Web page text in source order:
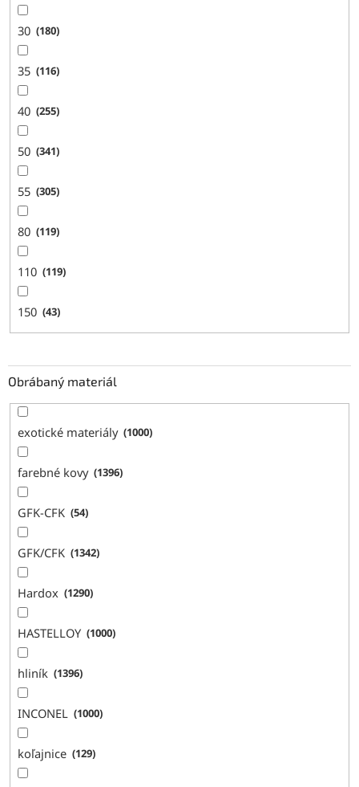
30 180
35 116
40 255
50 341
55 305
80 119
110 119
150 43
Obrábaný materiál
exotické materiály 1000
farebné kovy 1396
GFK-CFK 54
GFK/CFK 1342
Hardox 1290
HASTELLOY 1000
hliník 1396
INCONEL 1000
koľajnice 129